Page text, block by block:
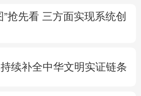
”抢先看 三方面实现系统创
续补全中华文明实证链条